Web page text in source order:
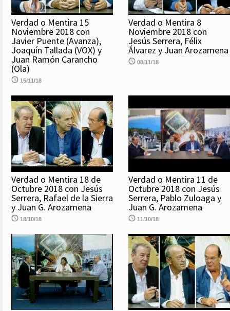
Verdad o Mentira 15
Noviembre 2018 con
Javier Puente (Avanza),
Joaquín Tallada (VOX) y
Juan Ramón Carancho
(Ola)
15/11/18
Verdad o Mentira 8
Noviembre 2018 con
Jesús Serrera, Félix
Álvarez y Juan Arozamena
08/11/18
Verdad o Mentira 18 de
Octubre 2018 con Jesús
Serrera, Rafael de la Sierra
y Juan G. Arozamena
18/10/18
Verdad o Mentira 11 de
Octubre 2018 con Jesús
Serrera, Pablo Zuloaga y
Juan G. Arozamena
11/10/18